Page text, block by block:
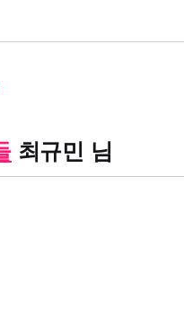
최규민 님